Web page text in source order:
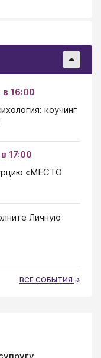
в 16:00
коучинг
17:00
«МЕСТО
Личную
ВСЕ СОБЫТИЯ